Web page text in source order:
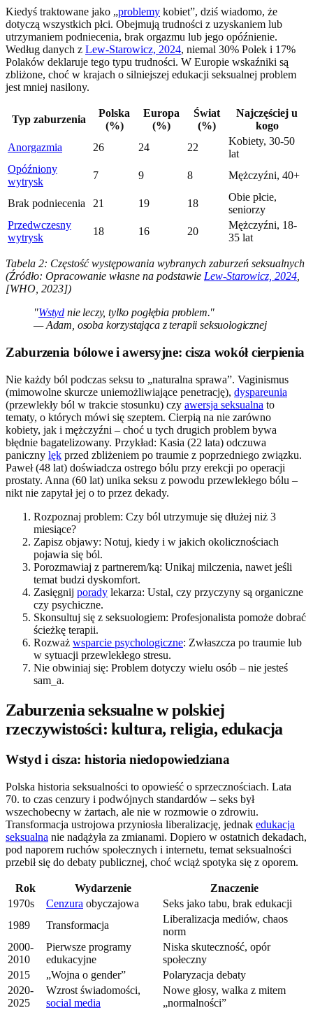
Kiedyś traktowane jako „problemy kobiet”, dziś wiadomo, że
dotyczą wszystkich płci. Obejmują trudności z uzyskaniem lub
utrzymaniem podniecenia, brak orgazmu lub jego opóźnienie.
Według danych z Lew-Starowicz, 2024, niemal 30% Polek i 17%
Polaków deklaruje tego typu trudności. W Europie wskaźniki są
zbliżone, choć w krajach o silniejszej edukacji seksualnej problem
jest mniej nasilony.
Typ zaburzenia
Polska
(%)
Europa
(%)
Świat
(%)
Najczęściej u
kogo
Anorgazmia
26 24 22
Kobiety, 30-50
lat
Opóźniony
wytrysk
7 9 8 Mężczyźni, 40+
Brak podniecenia 21 19 18
Obie płcie,
seniorzy
Przedwczesny
wytrysk
18 16 20
Mężczyźni, 18-
35 lat
Tabela 2: Częstość występowania wybranych zaburzeń seksualnych
(Źródło: Opracowanie własne na podstawie Lew-Starowicz, 2024
[WHO, 2023])
"Wstyd nie leczy, tylko pogłębia problem."
— Adam, osoba korzystająca z terapii seksuologicznej
Zaburzenia bólowe i awersyjne: cisza wokół cierpienia
Nie każdy ból podczas seksu to „naturalna sprawa”. Vaginismus
(mimowolne skurcze uniemożliwiające penetrację), dyspareunia
(przewlekły ból w trakcie stosunku) czy awersja seksualna to
tematy, o których mówi się szeptem. Cierpią na nie zarówno
kobiety, jak i mężczyźni – choć u tych drugich problem bywa
błędnie bagatelizowany. Przykład: Kasia (22 lata) odczuwa
paniczny lęk przed zbliżeniem po traumie z poprzedniego związku.
Paweł (48 lat) doświadcza ostrego bólu przy erekcji po operacji
prostaty. Anna (60 lat) unika seksu z powodu przewlekłego bólu –
nikt nie zapytał jej o to przez dekady.
Rozpoznaj problem: Czy ból utrzymuje się dłużej niż 3
miesiące?
Zapisz objawy: Notuj, kiedy i w jakich okolicznościach
pojawia się ból.
Porozmawiaj z partnerem/ką: Unikaj milczenia, nawet jeśli
temat budzi dyskomfort.
Zasięgnij porady lekarza: Ustal, czy przyczyny są organiczne
czy psychiczne.
Skonsultuj się z seksuologiem: Profesjonalista pomoże dobrać
ścieżkę terapii.
Rozważ wsparcie psychologiczne: Zwłaszcza po traumie lub
w sytuacji przewlekłego stresu.
Nie obwiniaj się: Problem dotyczy wielu osób – nie jesteś
sam_a.
Zaburzenia seksualne w polskiej
rzeczywistości: kultura, religia, edukacja
Wstyd i cisza: historia niedopowiedziana
Polska historia seksualności to opowieść o sprzecznościach. Lata
70. to czas cenzury i podwójnych standardów – seks był
wszechobecny w żartach, ale nie w rozmowie o zdrowiu.
Transformacja ustrojowa przyniosła liberalizację, jednak edukacja
seksualna nie nadążyła za zmianami. Dopiero w ostatnich dekadach,
pod naporem ruchów społecznych i internetu, temat seksualności
przebił się do debaty publicznej, choć wciąż spotyka się z oporem.
Rok Wydarzenie
Znaczenie
1970s
Cenzura obyczajowa
Seks jako tabu, brak edukacji
1989
Transformacja
Liberalizacja mediów, chaos
norm
2000-
2010
Pierwsze programy
edukacyjne
Niska skuteczność, opór
społeczny
2015
„Wojna o gender”
Polaryzacja debaty
2020-
2025
Wzrost świadomości,
social media
Nowe głosy, walka z mitem
„normalności”